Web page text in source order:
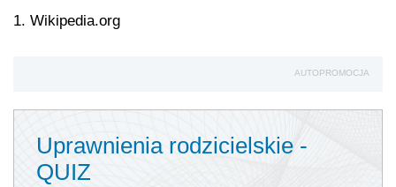
1. Wikipedia.org
AUTOPROMOCJA
Uprawnienia rodzicielskie -
QUIZ